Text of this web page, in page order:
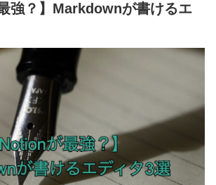
強？】Markdownが書けるエ